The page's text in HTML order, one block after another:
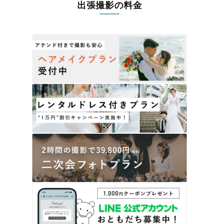
出張撮影の料金